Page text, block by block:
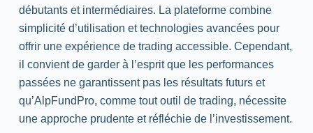
débutants et intermédiaires. La plateforme combine
simplicité d’utilisation et technologies avancées pour
offrir une expérience de trading accessible. Cependant,
il convient de garder à l’esprit que les performances
passées ne garantissent pas les résultats futurs et
qu’AlpFundPro, comme tout outil de trading, nécessite
une approche prudente et réfléchie de l’investissement.